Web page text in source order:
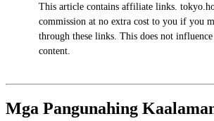
This article contains affiliate links.
commission at no extra cost to you if you
through these links. This does not
content.
Mga Pangunahing